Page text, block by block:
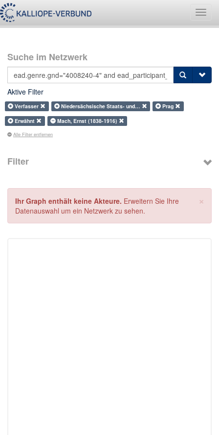
Suche im Netzwerk
Aktive Filter
Verfasser Niedersächsische Staats- und…
Prag
Erwähnt
Mach, Ernst (1838-1916)
Alle Filter entfernen
Filter
×
Ihr Graph enthält keine Akteure. Erweitern Sie Ihre
Datenauswahl um ein Netzwerk zu sehen.